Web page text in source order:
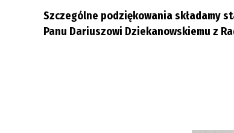
Szczególne podziękowania składamy
Panu Dariuszowi Dziekanowskiemu z